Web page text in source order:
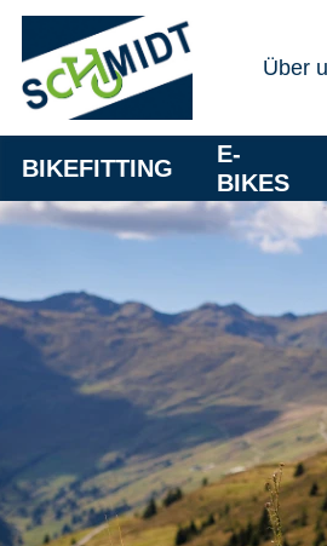
Über
BIKEFITTING
E-
BIKES